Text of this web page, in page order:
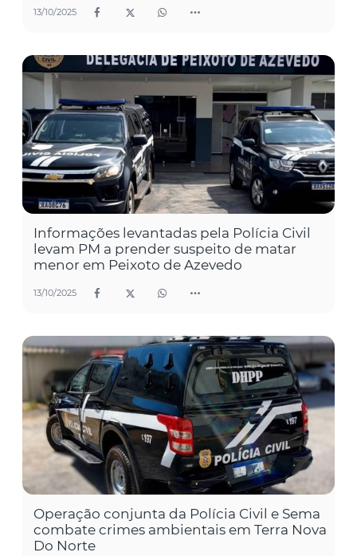
13/10/2025
Informações levantadas pela Polícia Civil
levam PM a prender suspeito de matar
menor em Peixoto de Azevedo
13/10/2025
Operação conjunta da Polícia Civil e Sema
combate crimes ambientais em Terra Nova
Do Norte